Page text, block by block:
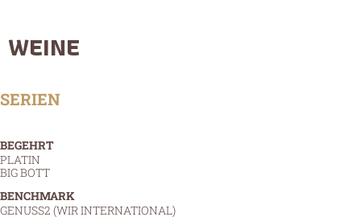
WEINE
SERIEN
BEGEHRT
PLATIN
BIG BOTT
BENCHMARK
GENUSS2 (WIR INTERNATIONAL)